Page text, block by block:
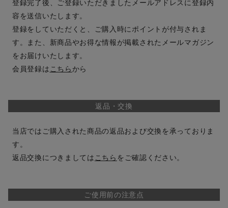
登録完了後、ご登録いただきましたメールアドレスに登録内
容を送信いたします。
登録をしていただくと、ご購入時にポイントが付与されま
す。また、新商品やお得な情報が掲載されたメールマガジン
をお届けいたします。
会員登録は こちらから
返品・交換
当店ではご購入された商品の返品および交換を承っておりま
す。
返品交換につきましては こちら をご確認ください。
ご使用前の注意点